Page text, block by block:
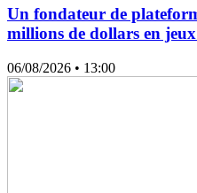
Un fondateur de
millions de dollars en
06/08/2026 • 13:00